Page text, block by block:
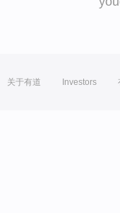
关于有道 Investors